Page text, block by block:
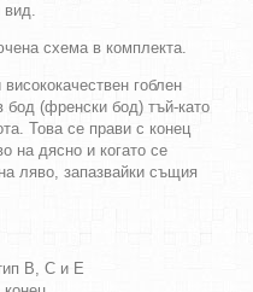
вид.
схема в комплекта.
гоблен
бод (френски бод) тъй-като
Това се прави с конец
на дясно и когато се
ляво, запазвайки същия
B, C и E